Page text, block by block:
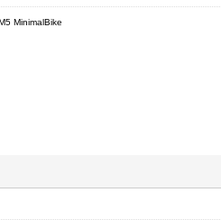
MinimalBike